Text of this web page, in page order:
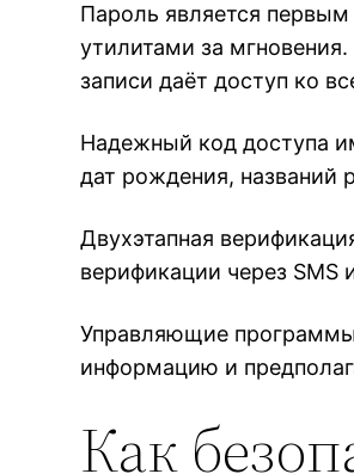
Пароль является
утилитами за
записи даёт доступ ко
Надежный код доступа
дат рождения, названий
Двухэтапная
верификации через SMS
Управляющие программы
информацию и
Как